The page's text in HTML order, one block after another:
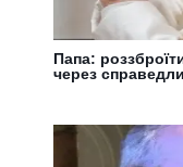
Папа:
через